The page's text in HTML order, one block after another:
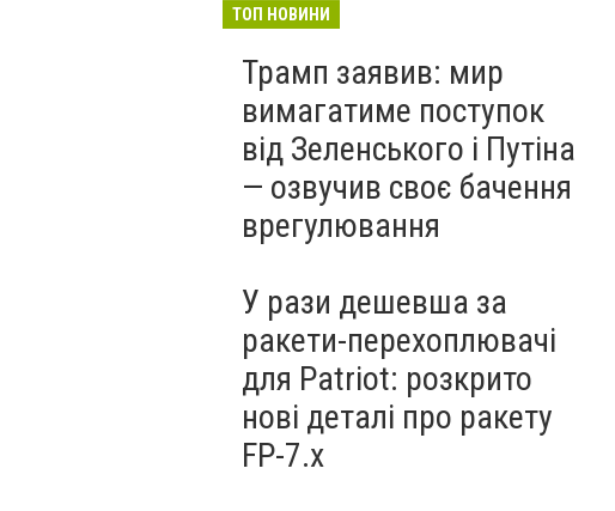
ТОП НОВИНИ
Трамп заявив: мир
вимагатиме поступок
від Зеленського і Путіна
— озвучив своє бачення
врегулювання
У рази дешевша за
ракети-перехоплювачі
для Patriot: розкрито
нові деталі про ракету
FP-7.x